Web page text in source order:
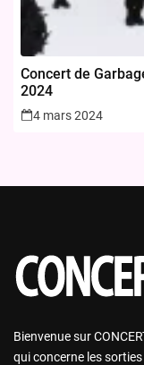
Concert de
2024
4 mars 2024
Bienvenue sur
qui concerne les